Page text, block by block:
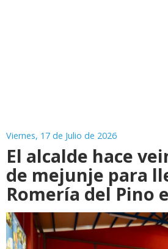
Viernes, 17 de Julio de 2026
El alcalde hace
de mejunje para
Romería del Pino